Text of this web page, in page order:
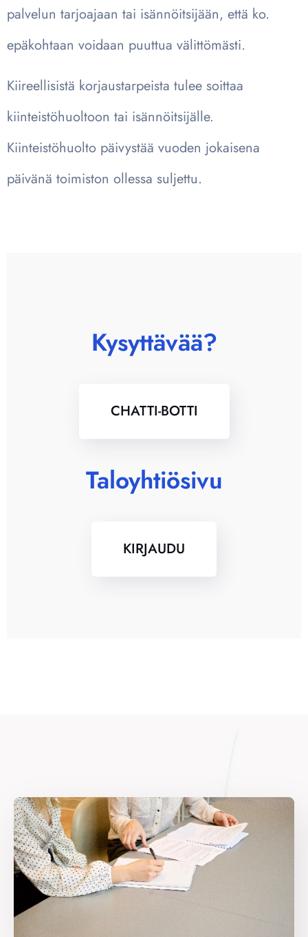
palvelun tarjoajaan tai isännöitsijään, että ko.
epäkohtaan voidaan puuttua välittömästi.
Kiireellisistä korjaustarpeista tulee soittaa
kiinteistöhuoltoon tai isännöitsijälle.
Kiinteistöhuolto päivystää vuoden jokaisena
päivänä toimiston ollessa suljettu.
Kysyttävää?
CHATTI-BOTTI
Taloyhtiösivu
KIRJAUDU